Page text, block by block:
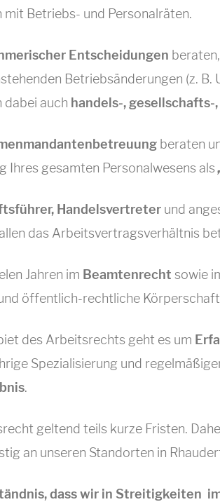
Betriebs- und Personalräten.
Entscheidungen
Betriebsänderungen (z.
dabei auch handels-,
beraten
Ihres gesamten Personalwesens als
Handelsvertreter und
das Arbeitsvertragsverhältnis
Jahren im Beamtenrecht sowie
öffentlich-rechtliche
des Arbeitsrechts geht es um
Spezialisierung und
.
geltend teils kurze Fristen.
an unseren Standorten in
dass wir in Streitigkeiten